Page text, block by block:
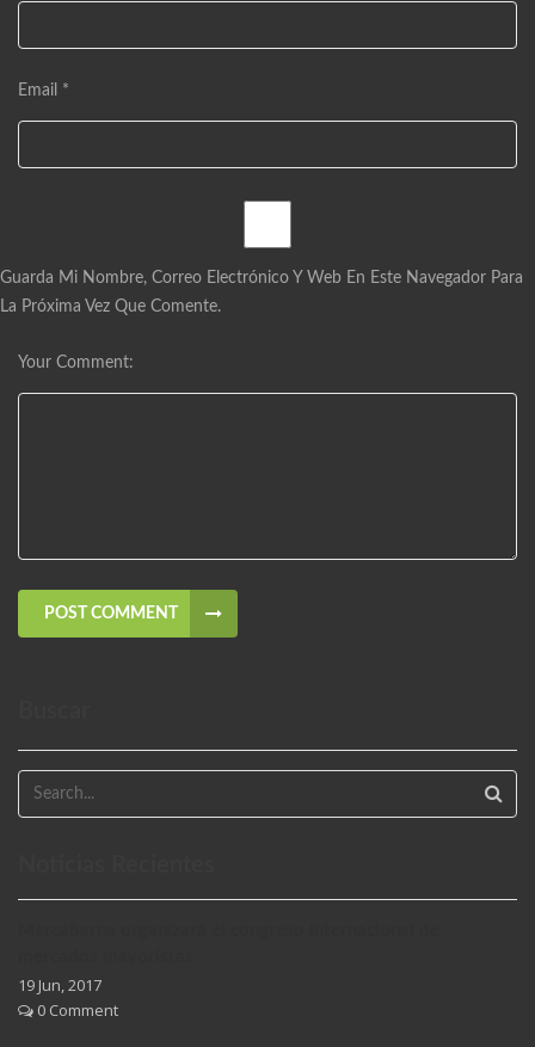
Email *
Guarda Mi Nombre, Correo Electrónico Y Web En Este Navegador Para
La Próxima Vez Que Comente.
Your Comment:
POST COMMENT
19 Jun, 2017
0 Comment